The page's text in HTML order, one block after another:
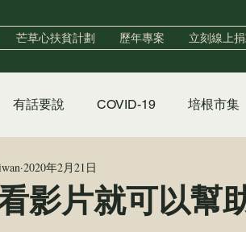
芒草心扶貧計劃 歷年專案 立刻線上
有話要說 COVID-19 培根市集
實習 政策倡議
影片就可以幫
2020年2月21日